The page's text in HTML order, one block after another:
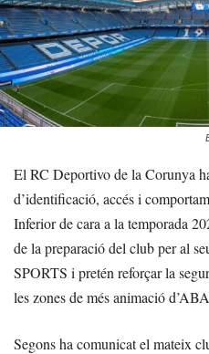
El RC Deportivo de la Corunya
d’identificació, accés i
Inferior de cara a la temporada
de la preparació del club per al
SPORTS i pretén reforçar la
les zones de més animació
Segons ha comunicat el mateix